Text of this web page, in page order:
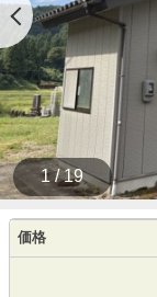
1 / 19
価格